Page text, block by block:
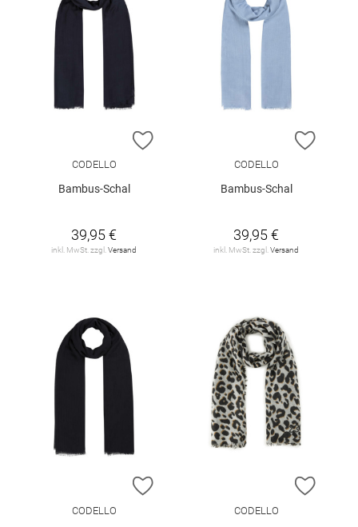
ZUR WUNSCHLISTE HINZUFÜGEN
CODELLO
Bambus-Schal
39,95 €
inkl. MwSt. zzgl. Versand
ZUR
CODELLO
Bambus-Schal
39,95 €
inkl. MwSt. zzgl. Versand
ZUR WUNSCHLISTE HINZUFÜGEN
CODELLO
ZUR
CODELLO